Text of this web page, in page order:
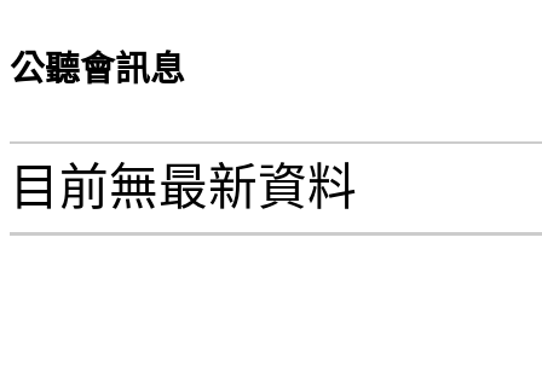
公聽會訊息
目前無最新資料